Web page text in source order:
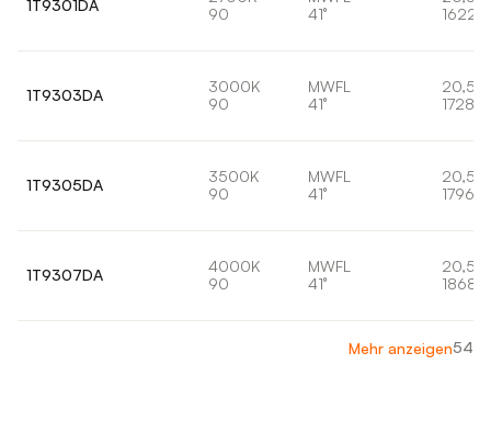
1T9301DA
90
41°
1622lm
1T9303DA
3000K
90
MWFL
41°
20,5W
1728lm
1T9305DA
3500K
90
MWFL
41°
20,5W
1796lm
1T9307DA
4000K
90
MWFL
41°
20,5W
1868lm
Mehr anzeigen54